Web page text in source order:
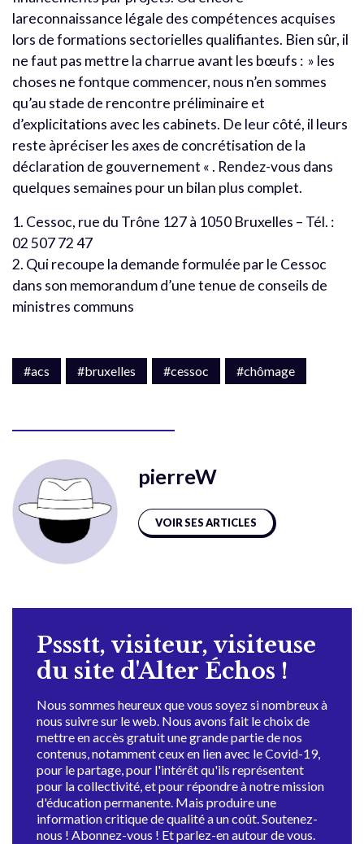
lareconnaissance légale des compétences acquises
lors de formations sectorielles qualifiantes. Bien sûr, il
ne faut pas mettre la charrue avant les bœufs : » les
choses ne fontque commencer, nous n’en sommes
qu’au stade de rencontre préliminaire et
d’explicitations avec les cabinets. De leur côté, il leurs
reste àpréciser les axes de concrétisation de la
déclaration de gouvernement « . Rendez-vous dans
quelques semaines pour un bilan plus complet.
1. Cessoc, rue du Trône 127 à 1050 Bruxelles – Tél. :
02 507 72 47
2. Qui recoupe la demande formulée par le Cessoc
dans son memorandum d’une tenue de conseils de
ministres communs
#acs #bruxelles #cessoc #chômage
pierreW
VOIR SES ARTICLES
Pssstt, visiteur, visiteuse
du site d'Alter Échos !
Nous sommes heureux que vous soyez si nombreux à
nous suivre sur le web. Nous avons fait le choix de
mettre en accès gratuit une grande partie de nos
contenus, notamment ceux en lien avec le Covid-19,
pour le partage, pour l'intérêt qu'ils représentent
pour la collectivité, et pour répondre à notre mission
d'éducation permanente. Mais produire une
information critique de qualité a un coût. Soutenez-
nous ! Abonnez-vous ! Et parlez-en autour de vous.